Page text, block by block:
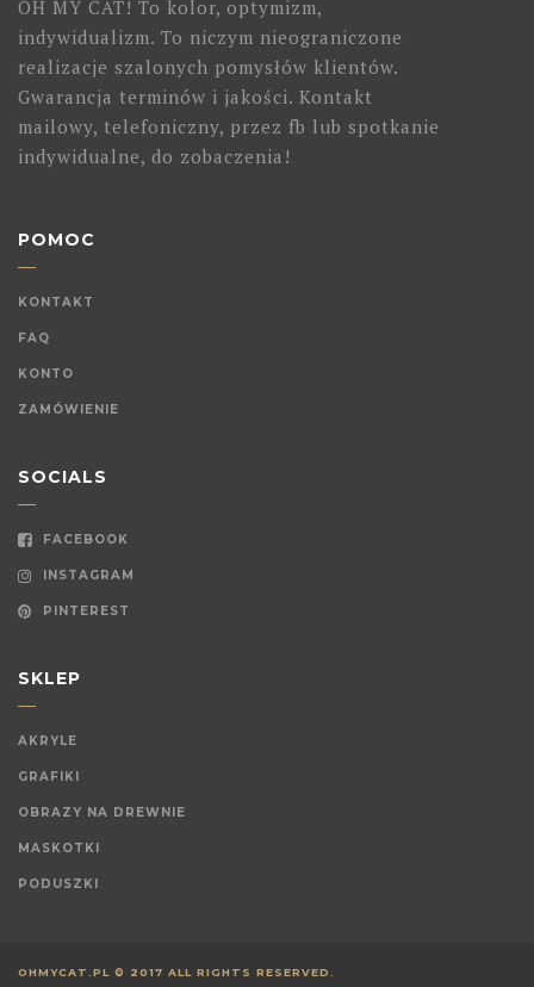
OH MY CAT! To kolor, optymizm,
indywidualizm. To niczym nieograniczone
realizacje szalonych pomysłów klientów.
Gwarancja terminów i jakości. Kontakt
mailowy, telefoniczny, przez fb lub spotkanie
indywidualne, do zobaczenia!
POMOC
KONTAKT
FAQ
KONTO
ZAMÓWIENIE
SOCIALS
FACEBOOK
INSTAGRAM
PINTEREST
SKLEP
AKRYLE
GRAFIKI
OBRAZY NA DREWNIE
MASKOTKI
PODUSZKI
OHMYCAT.PL © 2017 ALL RIGHTS RESERVED.